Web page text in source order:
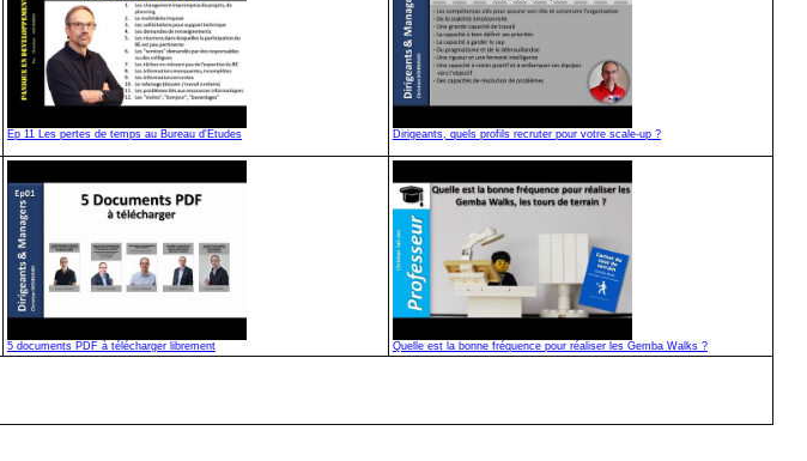
Ep 11 Les pertes de temps au Bureau d'Etudes Dirigeants, quels profils recruter pour votre scale-up ?
5 documents PDF à télécharger librement Quelle est la bonne fréquence pour réaliser les Gemba Walks ?